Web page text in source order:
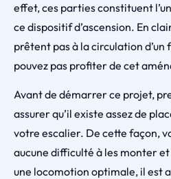
effet, ces parties constituent
ce dispositif d’ascension. En
prêtent pas à la circulation d’un
pouvez pas profiter de cet
Avant de démarrer ce projet,
assurer qu’il existe assez de
votre escalier. De cette façon,
aucune difficulté à les monter
une locomotion optimale, il est